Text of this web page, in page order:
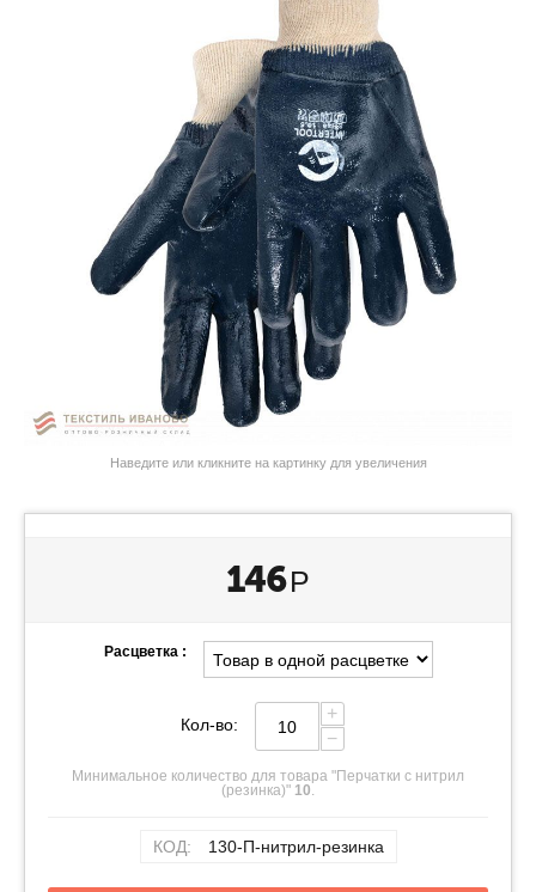
Наведите или кликните на картинку для увеличения
146 Р
Расцветка :
Кол-во:
+
−
Минимальное количество для товара "Перчатки с нитрил
(резинка)" 10.
КОД: 130-П-нитрил-резинка